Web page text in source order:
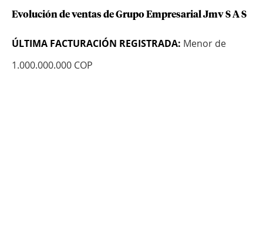
Evolución de ventas de Grupo Empresarial Jmv S A S
ÚLTIMA FACTURACIÓN REGISTRADA: Menor de
1.000.000.000 COP